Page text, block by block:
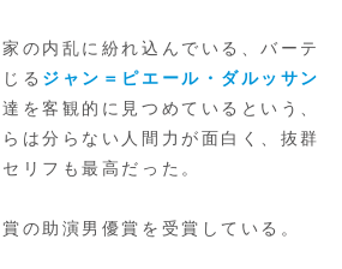
の内乱に紛れ込んでいる、バーテ
る ジャン＝ピエール・ダルッサン
を客観的に見つめているという、
は分らない人間力が面白く、抜群
リフも最高だった。
の助演男優賞を受賞している。